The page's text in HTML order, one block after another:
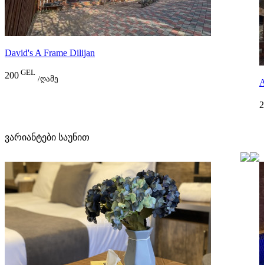
David's A Frame Dilijan
200 GEL
/ღამე
ვარიანტები საუნით